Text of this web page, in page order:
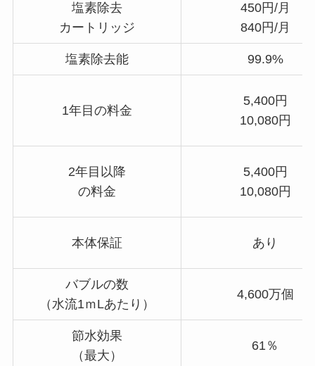
塩素除去
カートリッジ
450円/月
840円/月
塩素除去能 99.9%
1年目の料金
5,400円
10,080円
2年目以降
の料金
5,400円
10,080円
本体保証 あり
バブルの数
（水流1ｍLあたり）
4,600万個
節水効果
（最大）
61％